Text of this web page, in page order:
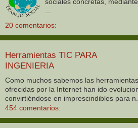
20 comentarios:
Herramientas TIC PARA
INGENIERIA
Como muchos sabemos las
ofrecidas por la Internet han ido
convirtiéndose en imprescindibles para n...
454 comentarios: